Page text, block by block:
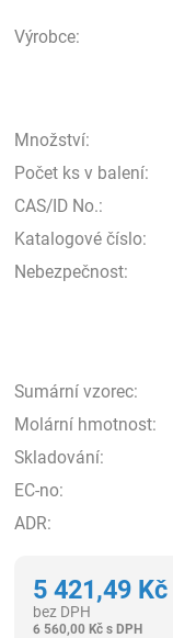
Výrobce:
Množství:
Počet ks v balení:
CAS/ID No.:
Katalogové číslo:
Nebezpečnost:
Sumární vzorec:
Molární hmotnost:
Skladování:
EC-no:
ADR:
5 421,49 Kč
bez DPH
6 560,00Kč s DPH